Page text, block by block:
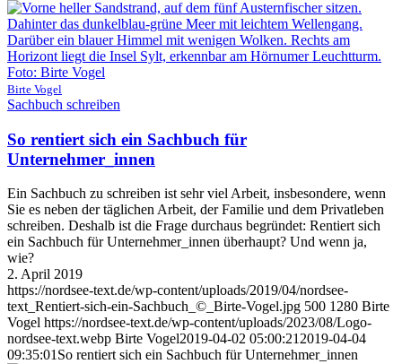
Birte Vogel
Sachbuch schreiben
So rentiert sich ein Sachbuch für
Unternehmer_innen
Ein Sachbuch zu schreiben ist sehr viel Arbeit, insbesondere, wenn
Sie es neben der täglichen Arbeit, der Familie und dem Privatleben
schreiben. Deshalb ist die Frage durchaus begründet: Rentiert sich
ein Sachbuch für Unternehmer_innen überhaupt? Und wenn ja,
wie?
2. April 2019
https://nordsee-text.de/wp-content/uploads/2019/04/nordsee-
text_Rentiert-sich-ein-Sachbuch_©_Birte-Vogel.jpg 500 1280 Birte
Vogel https://nordsee-text.de/wp-content/uploads/2023/08/Logo-
nordsee-text.webp Birte Vogel2019-04-02 05:00:21 2019-04-04
09:35:01 So rentiert sich ein Sachbuch für Unternehmer_innen